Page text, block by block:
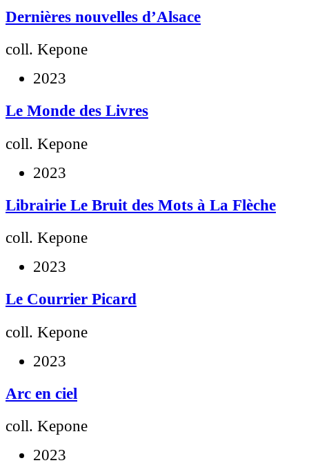
Dernières nouvelles d’Alsace
coll. Kepone
2023
Le Monde des Livres
coll. Kepone
2023
Librairie Le Bruit des Mots à La Flèche
coll. Kepone
2023
Le Courrier Picard
coll. Kepone
2023
Arc en ciel
coll. Kepone
2023